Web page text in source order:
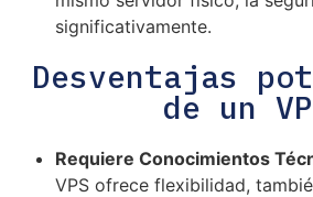
significativamente.
Desventajas
de un
Requiere Conocimientos
VPS ofrece flexibilidad,